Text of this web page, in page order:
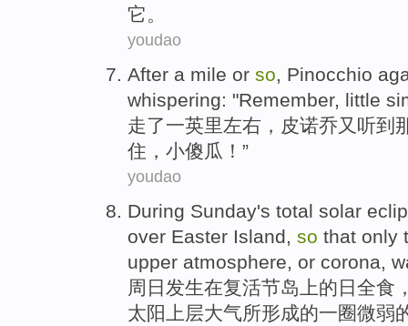
它。
youdao
After a mile or so, Pinocchio
whispering: "Remember, little
走了一英里左右， 皮诺乔又 听到
住 ， 小傻瓜！”
youdao
During Sunday's total solar
over Easter Island so that only
upper atmosphere or corona ,
周日 发生在复活节岛上的 日全食
太阳
上层大气所形成的一圈微弱